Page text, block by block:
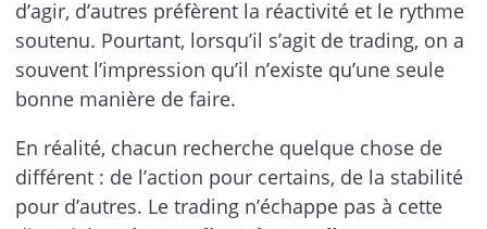
d’agir, d’autres préfèrent la réactivité et le rythme
soutenu. Pourtant, lorsqu’il s’agit de trading, on a
souvent l’impression qu’il n’existe qu’une seule
bonne manière de faire.
En réalité, chacun recherche quelque chose de
différent : de l’action pour certains, de la stabilité
pour d’autres. Le trading n’échappe pas à cette